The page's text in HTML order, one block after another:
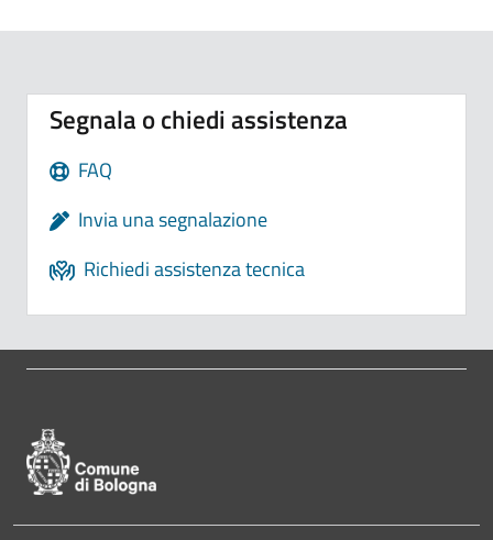
Segnala o chiedi assistenza
FAQ
Invia una segnalazione
Richiedi assistenza tecnica